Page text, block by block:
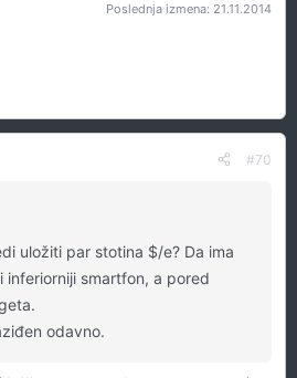
Poslednja izmena: 21.11.2014
#70
uložiti par stotina $/e? Da ima
smartfon, a pored
odavno.